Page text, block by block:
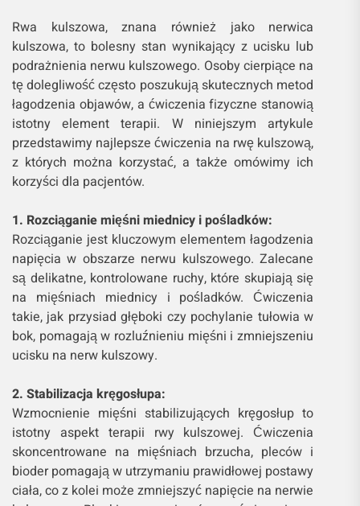
Rwa kulszowa, znana również jako nerwica
kulszowa, to bolesny stan wynikający z ucisku lub
podrażnienia nerwu kulszowego. Osoby cierpiące na
tę dolegliwość często poszukują skutecznych metod
łagodzenia objawów, a ćwiczenia fizyczne stanowią
istotny element terapii. W niniejszym artykule
przedstawimy najlepsze ćwiczenia na rwę kulszową,
z których można korzystać, a także omówimy ich
korzyści dla pacjentów.
1. Rozciąganie mięśni miednicy i pośladków:
Rozciąganie jest kluczowym elementem łagodzenia
napięcia w obszarze nerwu kulszowego. Zalecane
są delikatne, kontrolowane ruchy, które skupiają się
na mięśniach miednicy i pośladków. Ćwiczenia
takie, jak przysiad głęboki czy pochylanie tułowia w
bok, pomagają w rozluźnieniu mięśni i zmniejszeniu
ucisku na nerw kulszowy.
2. Stabilizacja kręgosłupa:
Wzmocnienie mięśni stabilizujących kręgosłup to
istotny aspekt terapii rwy kulszowej. Ćwiczenia
skoncentrowane na mięśniach brzucha, pleców i
bioder pomagają w utrzymaniu prawidłowej postawy
ciała, co z kolei może zmniejszyć napięcie na nerwie